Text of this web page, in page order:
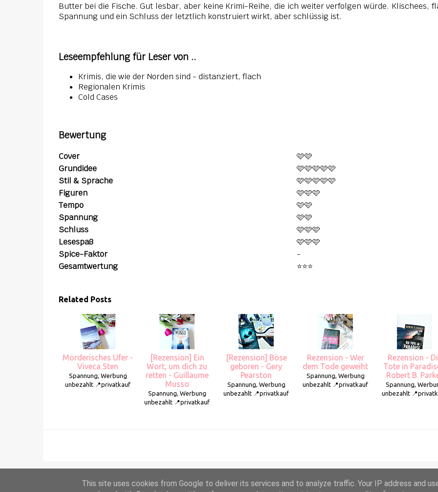
Butter bei die Fische. Gut lesbar, aber keine Krimi-Reihe, die ich weiter verfolgen würde. Klischees,
Spannung und ein Schluss der letztlich konstruiert wirkt, aber schlüssig ist.
Leseempfehlung für Leser von ..
Krimis, die wie der Norden sind - distanziert, flach
Regionalen Krimis
Cold Cases
Bewertung
Cover
🩷🩷
Grundidee
🩷🩷🩷🩷🩷
Stil & Sprache
🩷🩷🩷🩷🩷
Figuren
🩷🩷🩷
Tempo
🩷🩷
Spannung
🩷🩷
Schluss
🩷🩷🩷
Lesespaß
🩷🩷🩷
Spice-Faktor
-
Gesamtwertung
⭐️⭐️⭐️
Related Posts
Mörderisches Ufer -
Viveca Sten
Spannung, Werbung
unbezahlt 📍privatkauf
[Rezension] Ein
Wort, um dich zu
retten - Guillaume
Musso
Spannung, Werbung
unbezahlt 📍privatkauf
[Rezension] Böse
geboren - Gery
Pearston
Spannung, Werbung
unbezahlt 📍privatkauf
Rezension - Wer
dem Tode geweiht
Spannung, Werbung
unbezahlt 📍privatkauf
Rezension -
Tote in
Robert B.
Spannung,
unbezahlt
Powered by Blogger
This site uses cookies from Google to deliver its services and to analyze traffic. Your IP address and